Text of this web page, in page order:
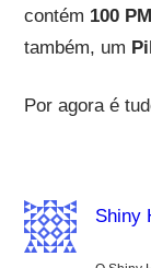
contém 100
também, um
Por agora é
Shiny